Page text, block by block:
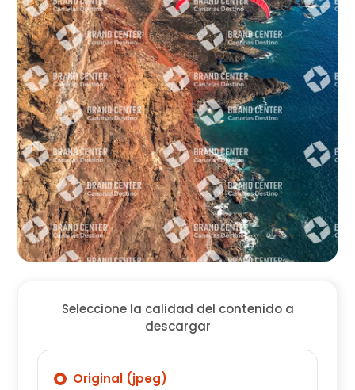
Seleccione la calidad del contenido a
descargar
Original (jpeg)